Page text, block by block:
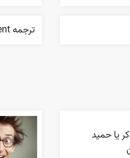
ترجمه amortizement
یا حمید